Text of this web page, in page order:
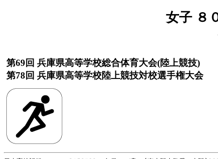
女子 ８
第69回 兵庫県高等学校総合体育大会(陸上競技)
第78回 兵庫県高等学校陸上競技対校選手権大会